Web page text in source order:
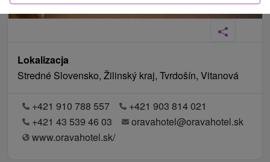
Lokalizacja
Stredné Slovensko, Žilinský kraj, Tvrdošín, Vitanová
+421 910 788 557
+421 903 814 021
+421 43 539 46 03
oravahotel@oravahotel.sk
www.oravahotel.sk/